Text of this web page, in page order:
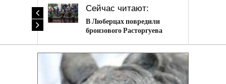
Сейчас читают:
В Люберцах повредили
бронзового Расторгуева